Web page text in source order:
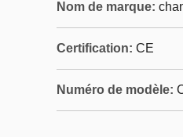
Nom de marque:
Certification: CE
Numéro de modèle: